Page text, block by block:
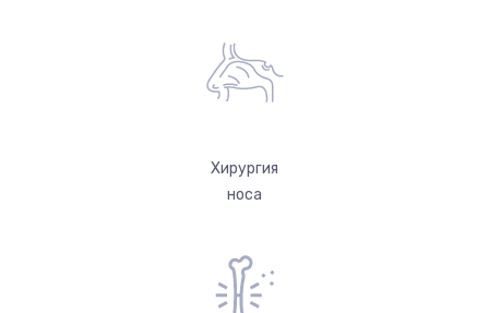
Хирургия
носа